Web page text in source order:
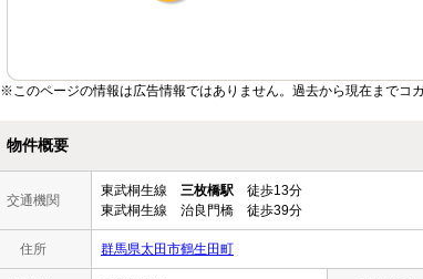
※このページの情報は広告情報ではありません。過去から現在までコ
物件概要
交通機関
東武桐生線 三枚橋駅 徒歩13分
東武桐生線 治良門橋 徒歩39分
住所 群馬県太田市鶴生田町